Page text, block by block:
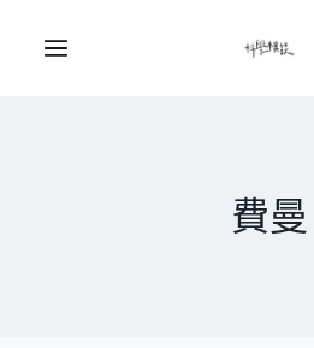
Menu
費曼